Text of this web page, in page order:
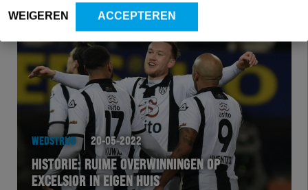
WEIGEREN ACCEPTEREN
WEDSTRIJD 20-05-2022
HISTORIE: RUIME OVERWINNINGEN OP
EXCELSIOR IN EIGEN HUIS